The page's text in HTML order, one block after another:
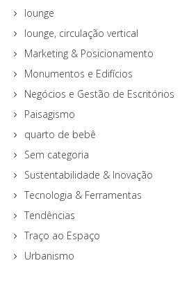
lounge
lounge, circulação vertical
Marketing & Posicionamento
Monumentos e Edifícios
Negócios e Gestão de Escritórios
Paisagismo
quarto de bebê
Sem categoria
Sustentabilidade & Inovação
Tecnologia & Ferramentas
Tendências
Traço ao Espaço
Urbanismo